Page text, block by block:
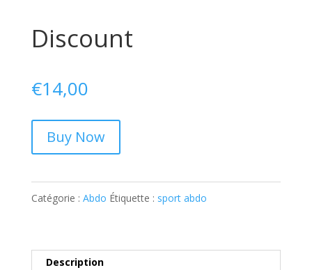
Discount
€14,00
Buy Now
Catégorie : Abdo Étiquette : sport abdo
Description